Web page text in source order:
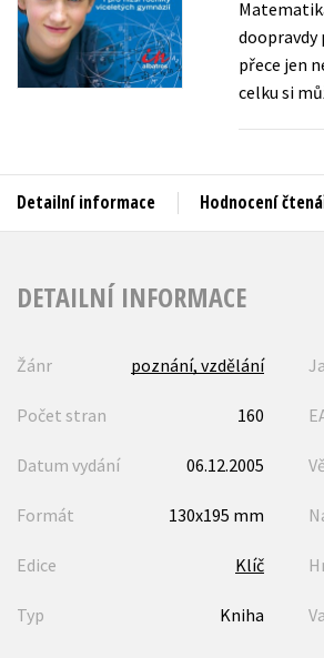
Auto - moto
Beletrie pro děti
Beletrie pro dospělé
doopravdy
přece jen
celku si
Detailní informace Hodnocení
DETAILNÍ INFORMACE
Žánr poznání, vzdělání
Počet stran 160
Datum vydání 06.12.2005
Formát 130x195 mm
Edice Klíč
Typ Kniha